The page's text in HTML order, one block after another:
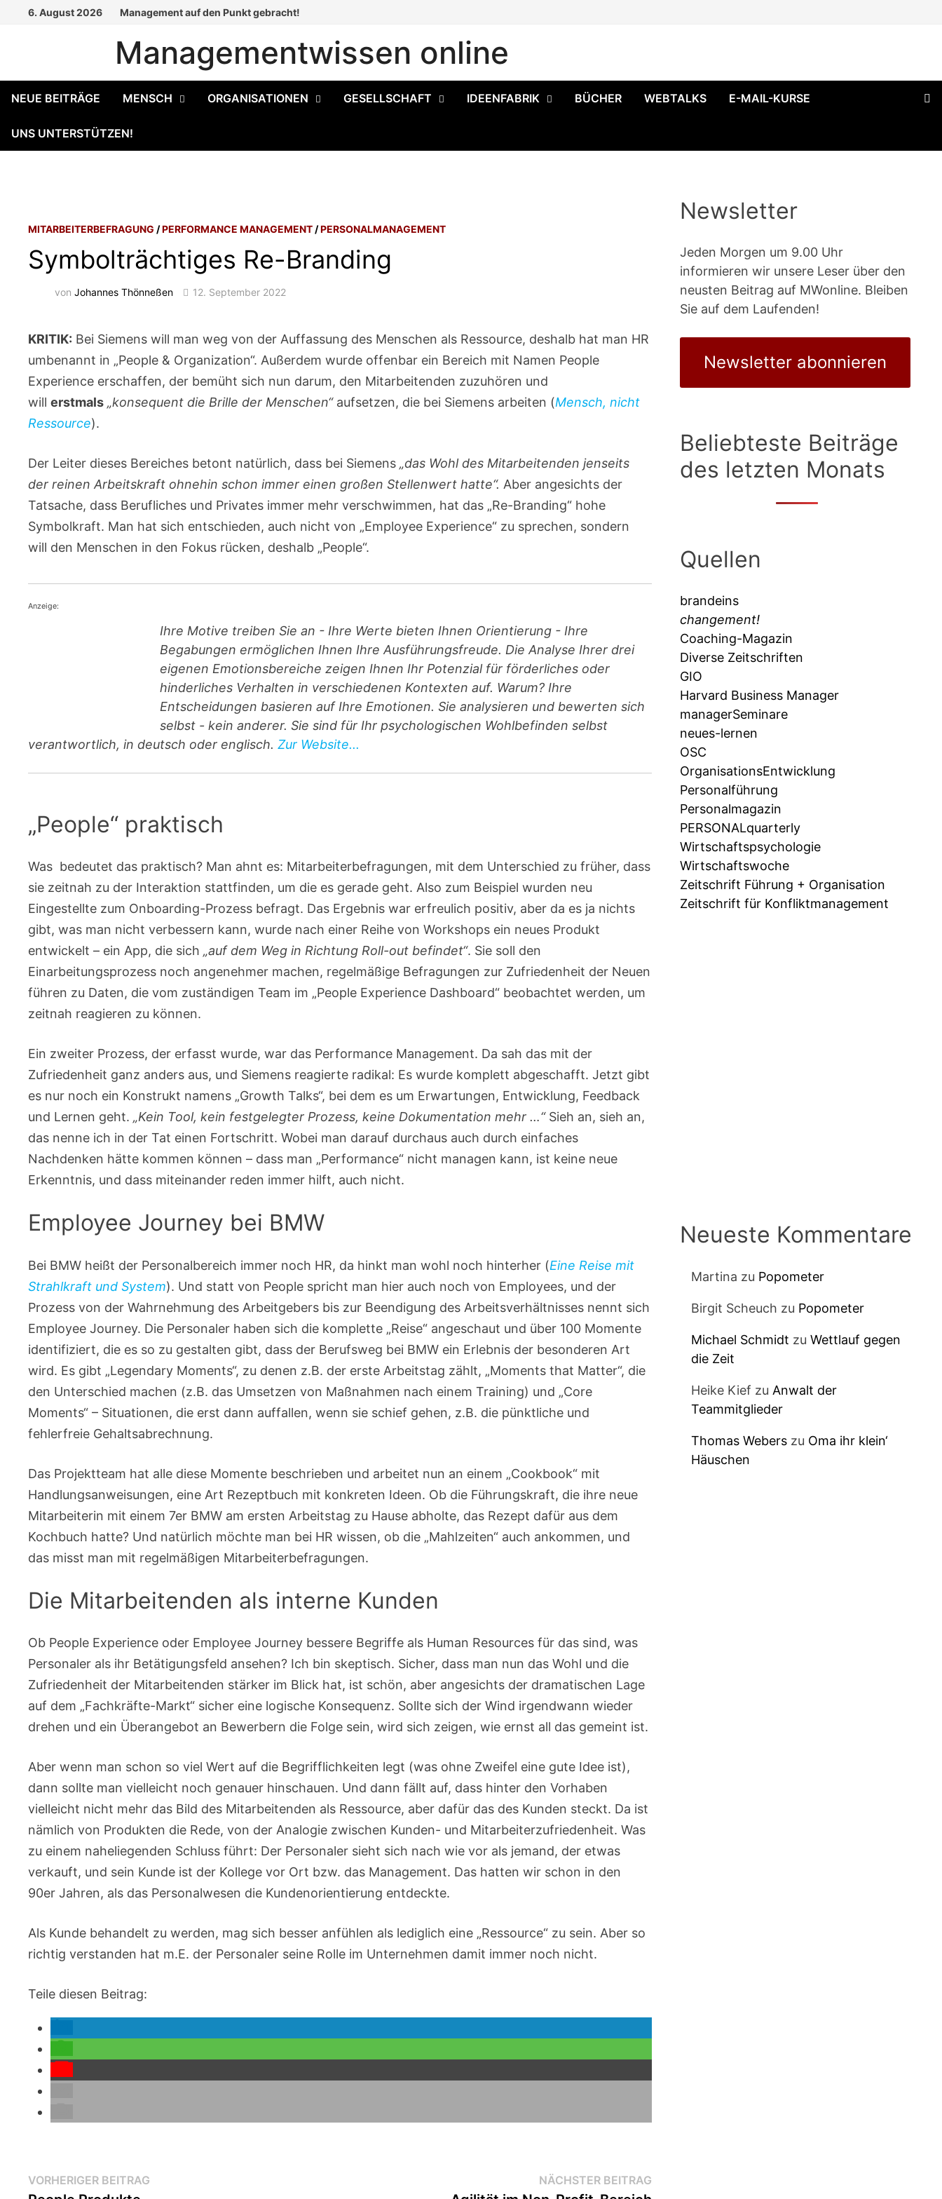
6. August 2026 Management auf den Punkt gebracht!
Managementwissen online
NEUE BEITRÄGE MENSCH ORGANISATIONEN GESELLSCHAFT IDEENFABRIK BÜCHER WEBTALKS E-MAIL-KURSE
UNS UNTERSTÜTZEN!
MITARBEITERBEFRAGUNG /PERFORMANCE MANAGEMENT /PERSONALMANAGEMENT
Symbolträchtiges Re-Branding
vonJohannes Thönneßen 12. September 2022
KRITIK: Bei Siemens will man weg von der Auffassung des Menschen als Ressource, deshalb hat man HR
umbenannt in „People & Organization“. Außerdem wurde offenbar ein Bereich mit Namen People
Experience erschaffen, der bemüht sich nun darum, den Mitarbeitenden zuzuhören und
willerstmals „konsequent die Brille der Menschen“aufsetzen, die bei Siemens arbeiten (Mensch, nicht
Ressource).
Der Leiter dieses Bereiches betont natürlich, dass bei Siemens„das Wohl des Mitarbeitenden jenseits
der reinen Arbeitskraft ohnehin schon immer einen großen Stellenwert hatte“. Aber angesichts der
Tatsache, dass Berufliches und Privates immer mehr verschwimmen, hat das „Re-Branding“ hohe
Symbolkraft. Man hat sich entschieden, auch nicht von „Employee Experience“ zu sprechen, sondern
will den Menschen in den Fokus rücken, deshalb „People“.
Anzeige:
Ihre Motive treiben Sie an - Ihre Werte bieten Ihnen Orientierung - Ihre
Begabungen ermöglichen Ihnen Ihre Ausführungsfreude. Die Analyse Ihrer drei
eigenen Emotionsbereiche zeigen Ihnen Ihr Potenzial für förderliches oder
hinderliches Verhalten in verschiedenen Kontexten auf. Warum? Ihre
Entscheidungen basieren auf Ihre Emotionen. Sie analysieren und bewerten sich
selbst - kein anderer. Sie sind für Ihr psychologischen Wohlbefinden selbst
verantwortlich, in deutsch oder englisch.Zur Website...
„People“ praktisch
Was bedeutet das praktisch? Man ahnt es: Mitarbeiterbefragungen, mit dem Unterschied zu früher, dass
sie zeitnah zu der Interaktion stattfinden, um die es gerade geht. Also zum Beispiel wurden neu
Eingestellte zum Onboarding-Prozess befragt. Das Ergebnis war erfreulich positiv, aber da es ja nichts
gibt, was man nicht verbessern kann, wurde nach einer Reihe von Workshops ein neues Produkt
entwickelt – ein App, die sich„auf dem Weg in Richtung Roll-out befindet“. Sie soll den
Einarbeitungsprozess noch angenehmer machen, regelmäßige Befragungen zur Zufriedenheit der Neuen
führen zu Daten, die vom zuständigen Team im „People Experience Dashboard“ beobachtet werden, um
zeitnah reagieren zu können.
Ein zweiter Prozess, der erfasst wurde, war das Performance Management. Da sah das mit der
Zufriedenheit ganz anders aus, und Siemens reagierte radikal: Es wurde komplett abgeschafft. Jetzt gibt
es nur noch ein Konstrukt namens „Growth Talks“, bei dem es um Erwartungen, Entwicklung, Feedback
und Lernen geht.„Kein Tool, kein festgelegter Prozess, keine Dokumentation mehr …“Sieh an, sieh an,
das nenne ich in der Tat einen Fortschritt. Wobei man darauf durchaus auch durch einfaches
Nachdenken hätte kommen können – dass man „Performance“ nicht managen kann, ist keine neue
Erkenntnis, und dass miteinander reden immer hilft, auch nicht.
Employee Journey bei BMW
Bei BMW heißt der Personalbereich immer noch HR, da hinkt man wohl noch hinterher (Eine Reise mit
Strahlkraft und System). Und statt von People spricht man hier auch noch von Employees, und der
Prozess von der Wahrnehmung des Arbeitgebers bis zur Beendigung des Arbeitsverhältnisses nennt sich
Employee Journey. Die Personaler haben sich die komplette „Reise“ angeschaut und über 100 Momente
identifiziert, die es so zu gestalten gibt, dass der Berufsweg bei BMW ein Erlebnis der besonderen Art
wird. Es gibt „Legendary Moments“, zu denen z.B. der erste Arbeitstag zählt, „Moments that Matter“, die
den Unterschied machen (z.B. das Umsetzen von Maßnahmen nach einem Training) und „Core
Moments“ – Situationen, die erst dann auffallen, wenn sie schief gehen, z.B. die pünktliche und
fehlerfreie Gehaltsabrechnung.
Das Projektteam hat alle diese Momente beschrieben und arbeitet nun an einem „Cookbook“ mit
Handlungsanweisungen, eine Art Rezeptbuch mit konkreten Ideen. Ob die Führungskraft, die ihre neue
Mitarbeiterin mit einem 7er BMW am ersten Arbeitstag zu Hause abholte, das Rezept dafür aus dem
Kochbuch hatte? Und natürlich möchte man bei HR wissen, ob die „Mahlzeiten“ auch ankommen, und
das misst man mit regelmäßigen Mitarbeiterbefragungen.
Die Mitarbeitenden als interne Kunden
Ob People Experience oder Employee Journey bessere Begriffe als Human Resources für das sind, was
Personaler als ihr Betätigungsfeld ansehen? Ich bin skeptisch. Sicher, dass man nun das Wohl und die
Zufriedenheit der Mitarbeitenden stärker im Blick hat, ist schön, aber angesichts der dramatischen Lage
auf dem „Fachkräfte-Markt“ sicher eine logische Konsequenz. Sollte sich der Wind irgendwann wieder
drehen und ein Überangebot an Bewerbern die Folge sein, wird sich zeigen, wie ernst all das gemeint ist.
Aber wenn man schon so viel Wert auf die Begrifflichkeiten legt (was ohne Zweifel eine gute Idee ist),
dann sollte man vielleicht noch genauer hinschauen. Und dann fällt auf, dass hinter den Vorhaben
vielleicht nicht mehr das Bild des Mitarbeitenden als Ressource, aber dafür das des Kunden steckt. Da ist
nämlich von Produkten die Rede, von der Analogie zwischen Kunden- und Mitarbeiterzufriedenheit. Was
zu einem naheliegenden Schluss führt: Der Personaler sieht sich nach wie vor als jemand, der etwas
verkauft, und sein Kunde ist der Kollege vor Ort bzw. das Management. Das hatten wir schon in den
90er Jahren, als das Personalwesen die Kundenorientierung entdeckte.
Als Kunde behandelt zu werden, mag sich besser anfühlen als lediglich eine „Ressource“ zu sein. Aber so
richtig verstanden hat m.E. der Personaler seine Rolle im Unternehmen damit immer noch nicht.
Teile diesen Beitrag:
Beitragsnavigation
VORHERIGER BEITRAG NÄCHSTER BEITRAGNächster
Newsletter
Jeden Morgen um 9.00 Uhr
informieren wir unsere Leser über den
neusten Beitrag auf MWonline. Bleiben
Sie auf dem Laufenden!
Newsletter abonnieren
Beliebteste Beiträge
des letzten Monats
Quellen
brandeins
changement!
Coaching-Magazin
Diverse Zeitschriften
GIO
Harvard Business Manager
managerSeminare
neues-lernen
OSC
OrganisationsEntwicklung
Personalführung
Personalmagazin
PERSONALquarterly
Wirtschaftspsychologie
Wirtschaftswoche
Zeitschrift Führung + Organisation
Zeitschrift für Konfliktmanagement
Neueste Kommentare
Martina zu Popometer
Birgit Scheuch zu Popometer
Michael Schmidt zu Wettlauf gegen
die Zeit
Heike Kief zu Anwalt der
Teammitglieder
Thomas Weberszu Oma ihr klein‘
Häuschen